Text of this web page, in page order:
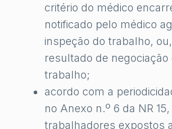
critério do médico
notificado pelo médico
inspeção do trabalho,
resultado de negociação
trabalho;
acordo com a
no Anexo n.º 6 da NR
trabalhadores expostos